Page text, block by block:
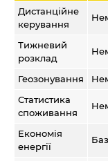
Дистанційне
керування
Тижневий
розклад
Геозонування
Статистика
споживання
Економія
енергії